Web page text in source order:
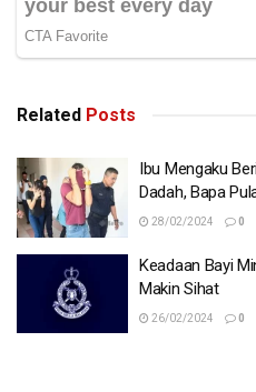
Related Posts
Ibu Mengaku
Dadah, Bapa
28/02/2024 0
Keadaan Bayi
Makin Sihat
26/02/2024 0